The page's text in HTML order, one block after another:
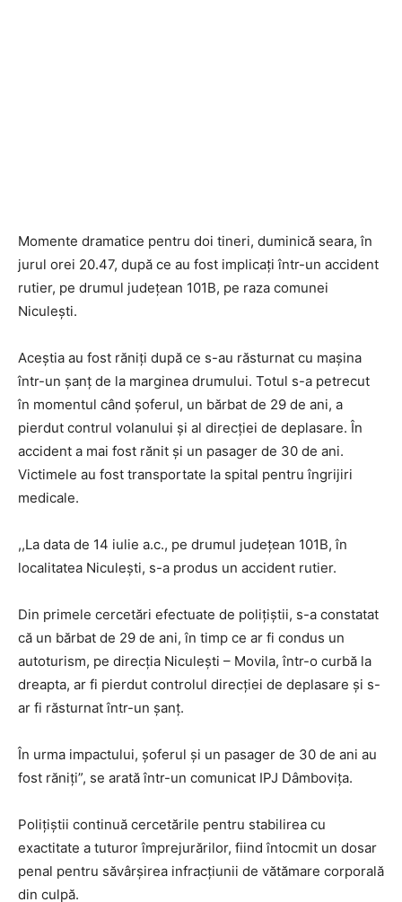
Momente dramatice pentru doi tineri, duminică seara, în
jurul orei 20.47, după ce au fost implicați într-un accident
rutier, pe drumul județean 101B, pe raza comunei
Niculești.
Aceștia au fost răniți după ce s-au răsturnat cu mașina
într-un șanț de la marginea drumului. Totul s-a petrecut
în momentul când șoferul, un bărbat de 29 de ani, a
pierdut contrul volanului și al direcției de deplasare. În
accident a mai fost rănit și un pasager de 30 de ani.
Victimele au fost transportate la spital pentru îngrijiri
medicale.
,,La data de 14 iulie a.c., pe drumul județean 101B, în
localitatea Niculești, s-a produs un accident rutier.
Din primele cercetări efectuate de polițiștii, s-a constatat
că un bărbat de 29 de ani, în timp ce ar fi condus un
autoturism, pe direcția Niculești – Movila, într-o curbă la
dreapta, ar fi pierdut controlul direcției de deplasare și s-
ar fi răsturnat într-un șanț.
În urma impactului, șoferul și un pasager de 30 de ani au
fost răniți”, se arată într-un comunicat IPJ Dâmbovița.
Polițiștii continuă cercetările pentru stabilirea cu
exactitate a tuturor împrejurărilor, fiind întocmit un dosar
penal pentru săvârșirea infracțiunii de vătămare corporală
din culpă.